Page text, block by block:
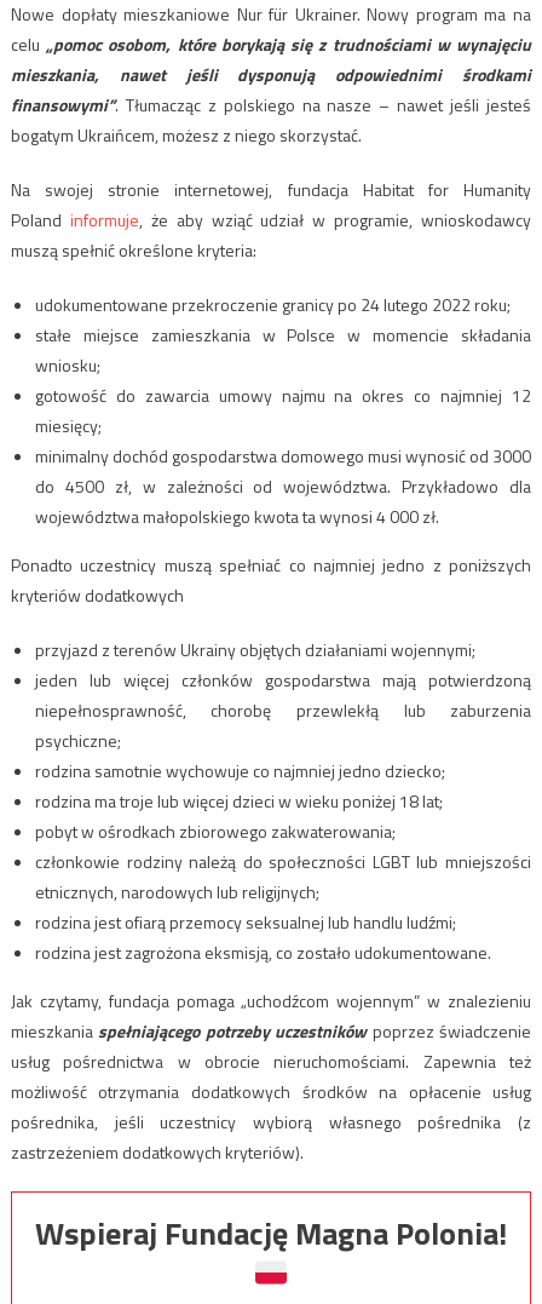
Nowe dopłaty mieszkaniowe Nur für Ukrainer. Nowy program ma na
celu„pomoc osobom, które borykają się z trudnościami w wynajęciu
mieszkania, nawet jeśli dysponują odpowiednimi środkami
finansowymi”. Tłumacząc z polskiego na nasze – nawet jeśli jesteś
bogatym Ukraińcem, możesz z niego skorzystać.
Na swojej stronie internetowej, fundacja Habitat for Humanity
Poland informuje, że aby wziąć udział w programie, wnioskodawcy
muszą spełnić określone kryteria:
udokumentowane przekroczenie granicy po 24 lutego 2022 roku;
stałe miejsce zamieszkania w Polsce w momencie składania
wniosku;
gotowość do zawarcia umowy najmu na okres co najmniej 12
miesięcy;
minimalny dochód gospodarstwa domowego musi wynosić od 3000
do 4500 zł, w zależności od województwa. Przykładowo dla
województwa małopolskiego kwota ta wynosi 4 000 zł.
Ponadto uczestnicy muszą spełniać co najmniej jedno z poniższych
kryteriów dodatkowych
przyjazd z terenów Ukrainy objętych działaniami wojennymi;
jeden lub więcej członków gospodarstwa mają potwierdzoną
niepełnosprawność, chorobę przewlekłą lub zaburzenia
psychiczne;
rodzina samotnie wychowuje co najmniej jedno dziecko;
rodzina ma troje lub więcej dzieci w wieku poniżej 18 lat;
pobyt w ośrodkach zbiorowego zakwaterowania;
członkowie rodziny należą do społeczności LGBT lub mniejszości
etnicznych, narodowych lub religijnych;
rodzina jest ofiarą przemocy seksualnej lub handlu ludźmi;
rodzina jest zagrożona eksmisją, co zostało udokumentowane.
Jak czytamy, fundacja pomaga „uchodźcom wojennym” w znalezieniu
mieszkaniaspełniającego potrzeby uczestnikówpoprzez świadczenie
usług pośrednictwa w obrocie nieruchomościami. Zapewnia też
możliwość otrzymania dodatkowych środków na opłacenie usług
pośrednika, jeśli uczestnicy wybiorą własnego pośrednika (z
zastrzeżeniem dodatkowych kryteriów).
Wspieraj Fundację Magna Polonia!